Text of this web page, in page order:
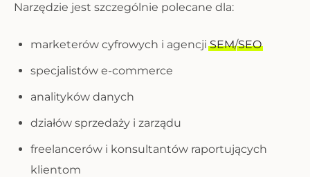
Narzędzie jest szczególnie polecane dla:
marketerów cyfrowych i agencjiSEM/SEO
specjalistów e-commerce
analityków danych
działów sprzedaży i zarządu
freelancerów i konsultantów raportujących
klientom